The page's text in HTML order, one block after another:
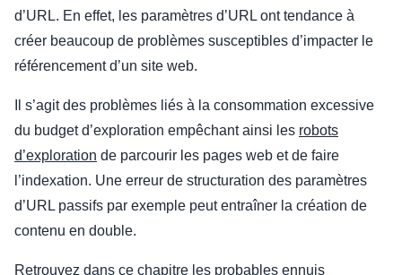
d’URL. En effet, les paramètres d’URL ont tendance à
créer beaucoup de problèmes susceptibles d’impacter le
référencement d’un site web.
Il s’agit des problèmes liés à la consommation excessive
du budget d’exploration empêchant ainsi les robots
d’exploration de parcourir les pages web et de faire
l’indexation. Une erreur de structuration des paramètres
d’URL passifs par exemple peut entraîner la création de
contenu en double.
Retrouvez dans ce chapitre les probables ennuis